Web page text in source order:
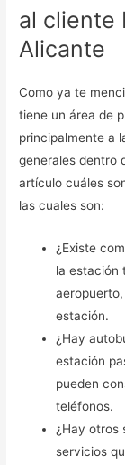
al cliente
Alicante
Como ya te
tiene un área de
principalmente a
generales dentro
artículo cuáles
las cuales son:
¿Existe
la estación
estación.
¿Hay
estación
pueden
teléfonos.
¿Hay otros
servicios